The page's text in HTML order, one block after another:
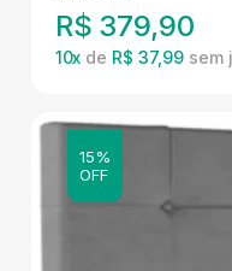
R$ 379,90
10x de R$ 37,99
15%
OFF